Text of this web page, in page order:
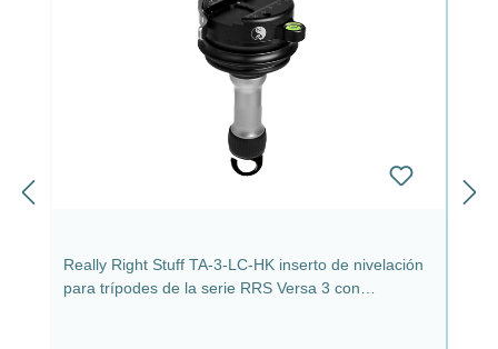
Really Right Stuff TA-3-LC-HK inserto de nivelación
para trípodes de la serie RRS Versa 3 con